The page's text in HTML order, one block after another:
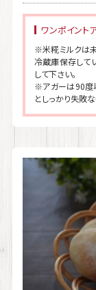
ワンポイント
※米糀ミルクは
冷蔵庫保存して
して下さい。
※アガーは90度
としっかり失敗な